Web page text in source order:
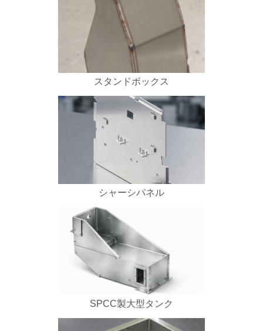
スタンドボックス
シャーシパネル
SPCC製大型タンク